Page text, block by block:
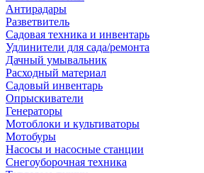
Антирадары
Разветвитель
Садовая техника и инвентарь
Удлинители для сада/ремонта
Дачный умывальник
Расходный материал
Садовый инвентарь
Опрыскиватели
Генераторы
Мотоблоки и культиваторы
Мотобуры
Насосы и насосные станции
Снегоуборочная техника